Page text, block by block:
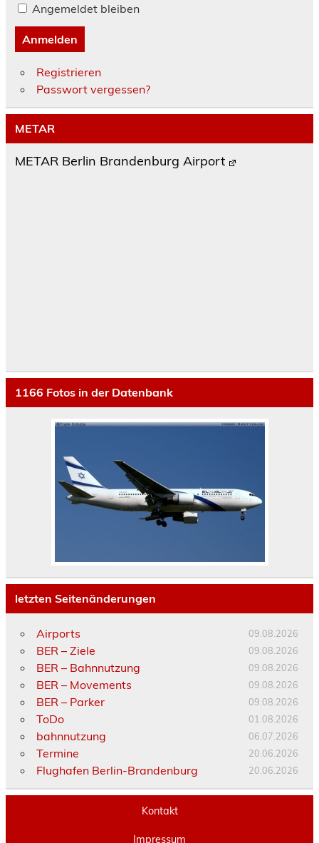
Angemeldet bleiben
Anmelden
Registrieren
Passwort vergessen?
METAR
METAR Berlin Brandenburg Airport
1166 Fotos in der Datenbank
letzten Seitenänderungen
Airports 09.08.2026
BER – Ziele 09.08.2026
BER – Bahnnutzung 09.08.2026
BER – Movements 09.08.2026
BER – Parker 09.08.2026
ToDo 01.08.2026
bahnnutzung 06.07.2026
Termine 20.06.2026
Flughafen Berlin-Brandenburg 20.06.2026
Kontakt
Impressum